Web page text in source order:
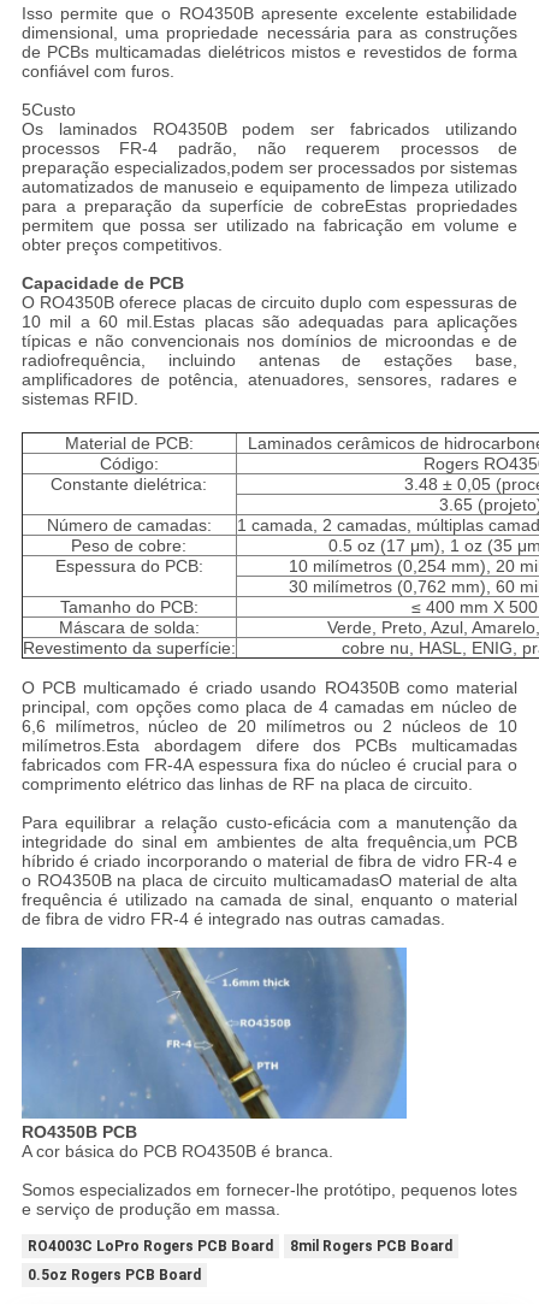
Isso permite que o RO4350B apresente excelente estabilidade
dimensional, uma propriedade necessária para as construções
de PCBs multicamadas dielétricos mistos e revestidos de forma
confiável com furos.
5Custo
Os laminados RO4350B podem ser fabricados utilizando
processos FR-4 padrão, não requerem processos de
preparação especializados,podem ser processados por sistemas
automatizados de manuseio e equipamento de limpeza utilizado
para a preparação da superfície de cobreEstas propriedades
permitem que possa ser utilizado na fabricação em volume e
obter preços competitivos.
Capacidade de PCB
O RO4350B oferece placas de circuito duplo com espessuras de
10 mil a 60 mil.Estas placas são adequadas para aplicações
típicas e não convencionais nos domínios de microondas e de
radiofrequência, incluindo antenas de estações base,
amplificadores de potência, atenuadores, sensores, radares e
sistemas RFID.
Material de PCB:
Laminados cerâmicos de
Código:
Rogers
Constante dielétrica:
3.48 ± 0,05
3.65
Número de camadas:
1 camada, 2 camadas, múltiplas
Peso de cobre:
0.5 oz (17 μm), 1 oz (35
Espessura do PCB:
10 milímetros (0,254 mm), 20
30 milímetros (0,762 mm), 60
Tamanho do PCB:
≤ 400 mm X
Máscara de solda:
Verde, Preto, Azul,
Revestimento da superfície:
cobre nu, HASL, ENIG,
O PCB multicamado é criado usando RO4350B como material
principal, com opções como placa de 4 camadas em núcleo de
6,6 milímetros, núcleo de 20 milímetros ou 2 núcleos de 10
milímetros.Esta abordagem difere dos PCBs multicamadas
fabricados com FR-4A espessura fixa do núcleo é crucial para o
comprimento elétrico das linhas de RF na placa de circuito.
Para equilibrar a relação custo-eficácia com a manutenção da
integridade do sinal em ambientes de alta frequência,um PCB
híbrido é criado incorporando o material de fibra de vidro FR-4 e
o RO4350B na placa de circuito multicamadasO material de alta
frequência é utilizado na camada de sinal, enquanto o material
de fibra de vidro FR-4 é integrado nas outras camadas.
RO4350B PCB
A cor básica do PCB RO4350B é branca.
Somos especializados em fornecer-lhe protótipo, pequenos lotes
e serviço de produção em massa.
RO4003C LoPro Rogers PCB Board
8mil Rogers PCB Board
0.5oz Rogers PCB Board